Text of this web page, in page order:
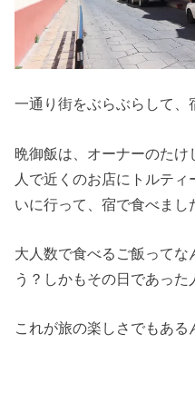
一通り街をぶらぶらして、
晩御飯は、オーナーのたけ
人で近くのお店にトルテ
いに行って、宿で食べまし
大人数で食べるご飯ってな
う？しかもその日であった
これが旅の楽しさでもある